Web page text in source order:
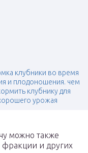
клубники во время
и плодоношения. чем
клубнику для
урожая
можно также
и других